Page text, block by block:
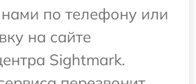
по телефону или
на сайте
Sightmark.